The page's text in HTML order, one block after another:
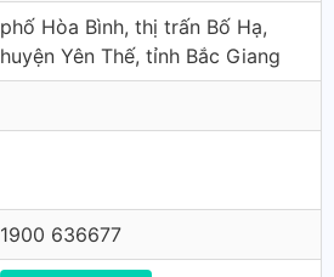
phố Hòa Bình, thị trấn Bố Hạ,
huyện Yên Thế, tỉnh Bắc Giang
1900 636677